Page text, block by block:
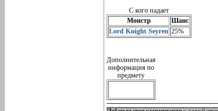
С кого падает
Монстр
Шанс
Lord Knight Seyren 25%
Дополнительная
информация по
предмету